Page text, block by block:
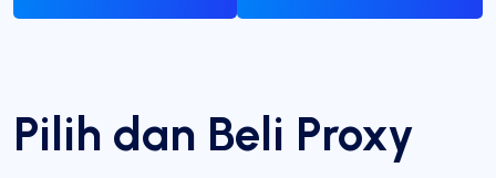
Pilih dan Beli Proxy